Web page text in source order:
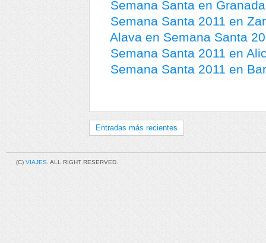
Semana Santa en
Semana Santa 2011 en
Alava en Semana Santa
Semana Santa 2011 en
Semana Santa 2011 en
Entradas más recientes
(C) VIAJES . ALL RIGHT RESERVED.